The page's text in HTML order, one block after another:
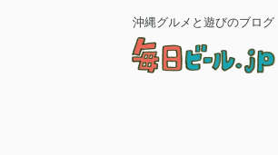
沖縄グルメと遊びのブログ